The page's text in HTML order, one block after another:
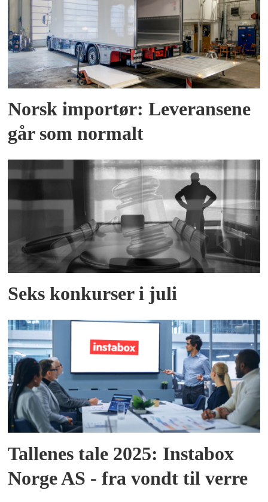
Norsk importør: Leveransene
går som normalt
Seks konkurser i juli
Tallenes tale 2025: Instabox
Norge AS - fra vondt til verre